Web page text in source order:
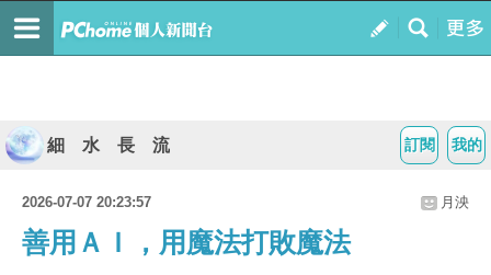
我的
訂閱
細 水 長 流
2026-07-07 20:23:57 月泱
善用ＡＩ，用魔法打敗魔法